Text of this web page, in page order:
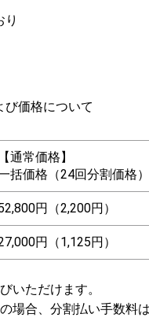
び価格について
【通常価格】
括価格（24回分割価格）
円（2,200円）
円（1,125円）
いただけます。
場合、分割払い手数料